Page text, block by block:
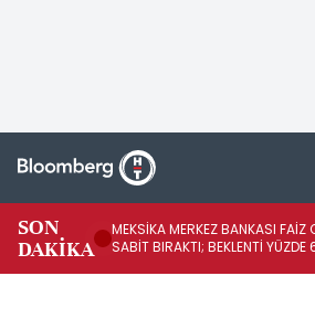
SON
DAKİKA
MEKSİKA MERKEZ BANKASI FAİZ
SABİT BIRAKTI; BEKLENTİ YÜZDE